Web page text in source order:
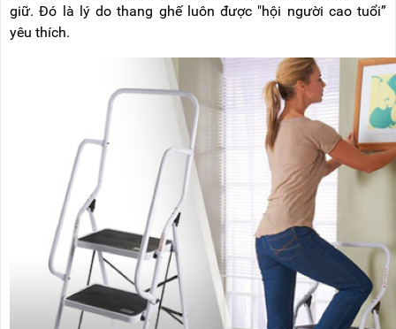
giữ. Đó là lý do thang ghế luôn được "hội người cao tuổi”
yêu thích.